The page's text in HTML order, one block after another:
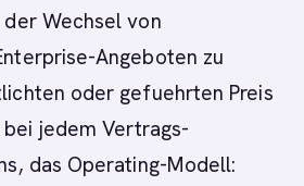
der Wechsel von
Angeboten zu
oder gefuehrten Preis
jedem Vertrags-
das Operating-Modell: